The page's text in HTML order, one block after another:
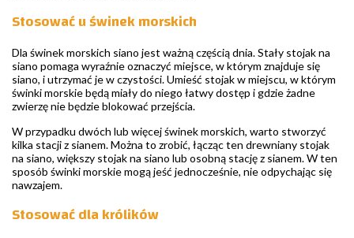
Stosować u świnek morskich
Dla świnek morskich siano jest ważną częścią dnia. Stały stojak na
siano pomaga wyraźnie oznaczyć miejsce, w którym znajduje się
siano, i utrzymać je w czystości. Umieść stojak w miejscu, w którym
świnki morskie będą miały do niego łatwy dostęp i gdzie żadne
zwierzę nie będzie blokować przejścia.
W przypadku dwóch lub więcej świnek morskich, warto stworzyć
kilka stacji z sianem. Można to zrobić, łącząc ten drewniany stojak
na siano, większy stojak na siano lub osobną stację z sianem. W ten
sposób świnki morskie mogą jeść jednocześnie, nie odpychając się
nawzajem.
Stosować dla królików